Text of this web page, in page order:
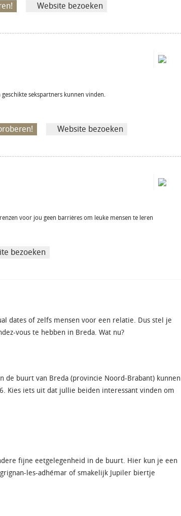
Website bezoeken
sekspartners kunnen vinden.
Website bezoeken
voor jou geen barrières om leuke mensen te leren
bezoeken
dates of zelfs mensen voor een relatie. Dus stel je
vous te hebben in Breda. Wat nu?
buurt van Breda (provincie Noord-Brabant) kunnen
Kies iets uit dat jullie beiden interessant vinden om
fijne eetgelegenheid in de buurt. Hier kun je een
les-adhémar of smakelijk Jupiler biertje